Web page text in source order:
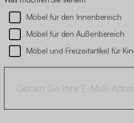
Möbel für den Innenbereich
Möbel für den Außenbereich
Möbel und Freizeitartikel für